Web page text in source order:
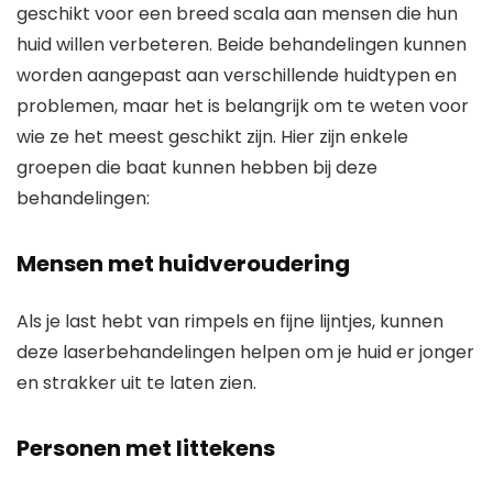
geschikt voor een breed scala aan mensen die hun
huid willen verbeteren. Beide behandelingen kunnen
worden aangepast aan verschillende huidtypen en
problemen, maar het is belangrijk om te weten voor
wie ze het meest geschikt zijn. Hier zijn enkele
groepen die baat kunnen hebben bij deze
behandelingen:
Mensen met huidveroudering
Als je last hebt van rimpels en fijne lijntjes, kunnen
deze laserbehandelingen helpen om je huid er jonger
en strakker uit te laten zien.
Personen met littekens